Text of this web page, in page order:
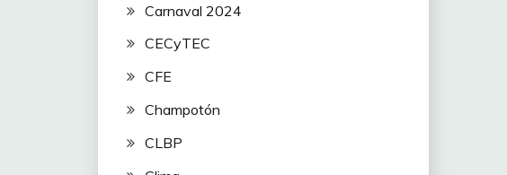
Carnaval 2024
CECyTEC
CFE
Champotón
CLBP